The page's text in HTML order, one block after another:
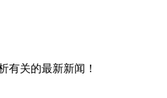
有关的最新新闻！